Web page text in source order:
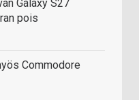
Galaxy S27
pois
Commodore